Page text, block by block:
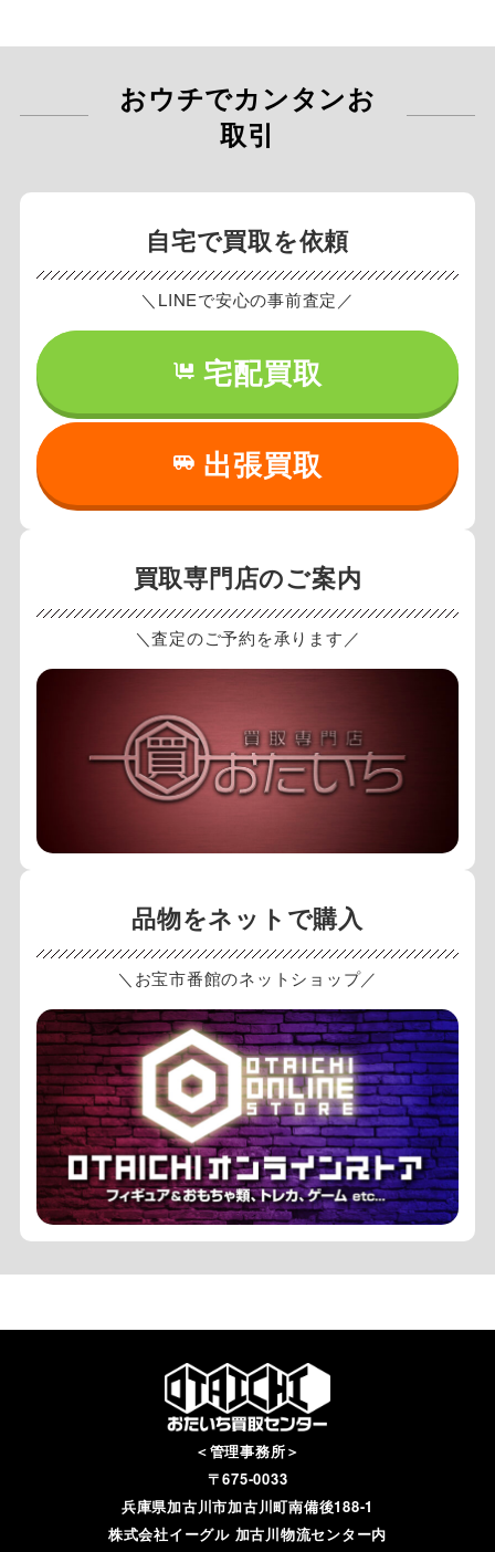
おウチでカンタンお
取引
自宅で買取を依頼
＼LINEで安心の事前査定／
宅配買取
出張買取
買取専門店のご案内
＼査定のご予約を承ります／
品物をネットで購入
＼お宝市番館のネットショップ／
＜管理事務所＞
〒675-0033
兵庫県加古川市加古川町南備後188-1
株式会社イーグル 加古川物流センター内